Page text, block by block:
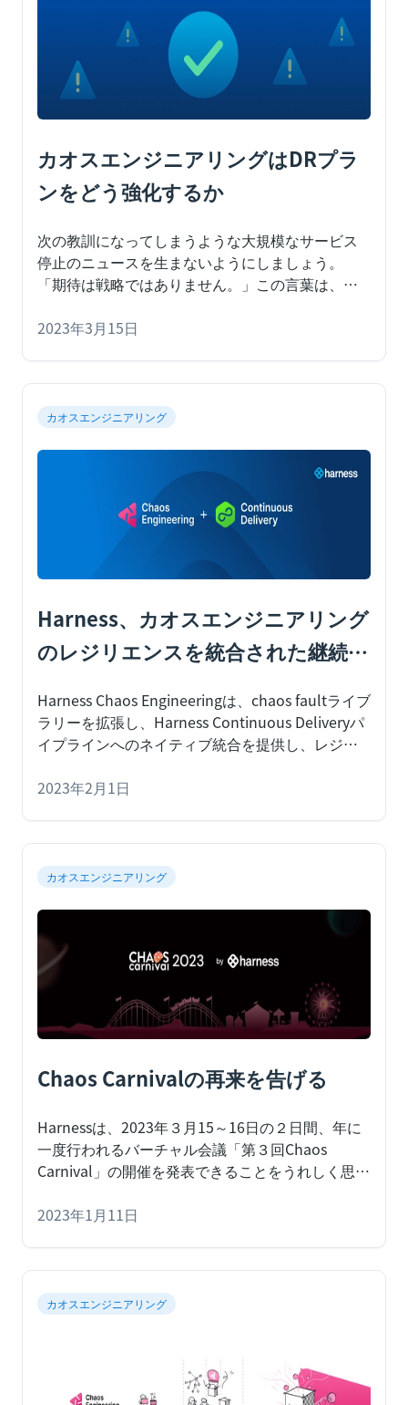
カオスエンジニアリングはDRプラ
ンをどう強化するか
次の教訓になってしまうような大規模なサービス
停止のニュースを生まないようにしましょう。
「期待は戦略ではありません。」この言葉は、カ
います。私たちは、ビジネスがコストのかかるサ
2023年3月15日
カオスエンジニアリング
Harness、カオスエンジニアリング
のレジリエンスを統合された継続的
Harness Chaos Engineeringは、chaos faultライブ
ラリーを拡張し、Harness Continuous Deliveryパ
イプラインへのネイティブ統合を提供し、レジリ
す。Harness Chaos Engineering（CE）は、
2023年2月1日
カオスエンジニアリング
Chaos Carnivalの再来を告げる
Harnessは、2023年３月15～16日の２日間、年に
一度行われるバーチャル会議「第３回Chaos
Carnival」の開催を発表できることをうれしく思い
間、年に一度行われるバーチャル会議
2023年1月11日
カオスエンジニアリング